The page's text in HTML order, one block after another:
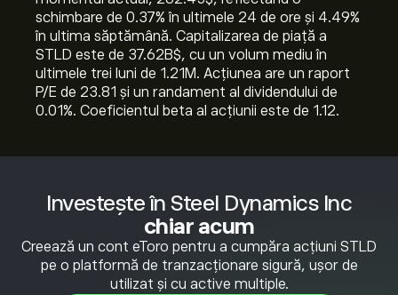
Investește în Steel Dynamics Inc
chiar acum
Creează un cont eToro pentru a cumpăra acțiuni STLD
pe o platformă de tranzacționare sigură, ușor de
utilizat și cu active multiple.
schimbare de ‎0.37‎% în ultimele 24 de ore și ‎4.49‎%
în ultima săptămână. Capitalizarea de piață a
STLD este de 37.62B‎$‎, cu un volum mediu în
ultimele trei luni de 1.21M. Acțiunea are un raport
P/E de 23.81 și un randament al dividendului de
0.01%. Coeficientul beta al acțiunii este de 1.12.